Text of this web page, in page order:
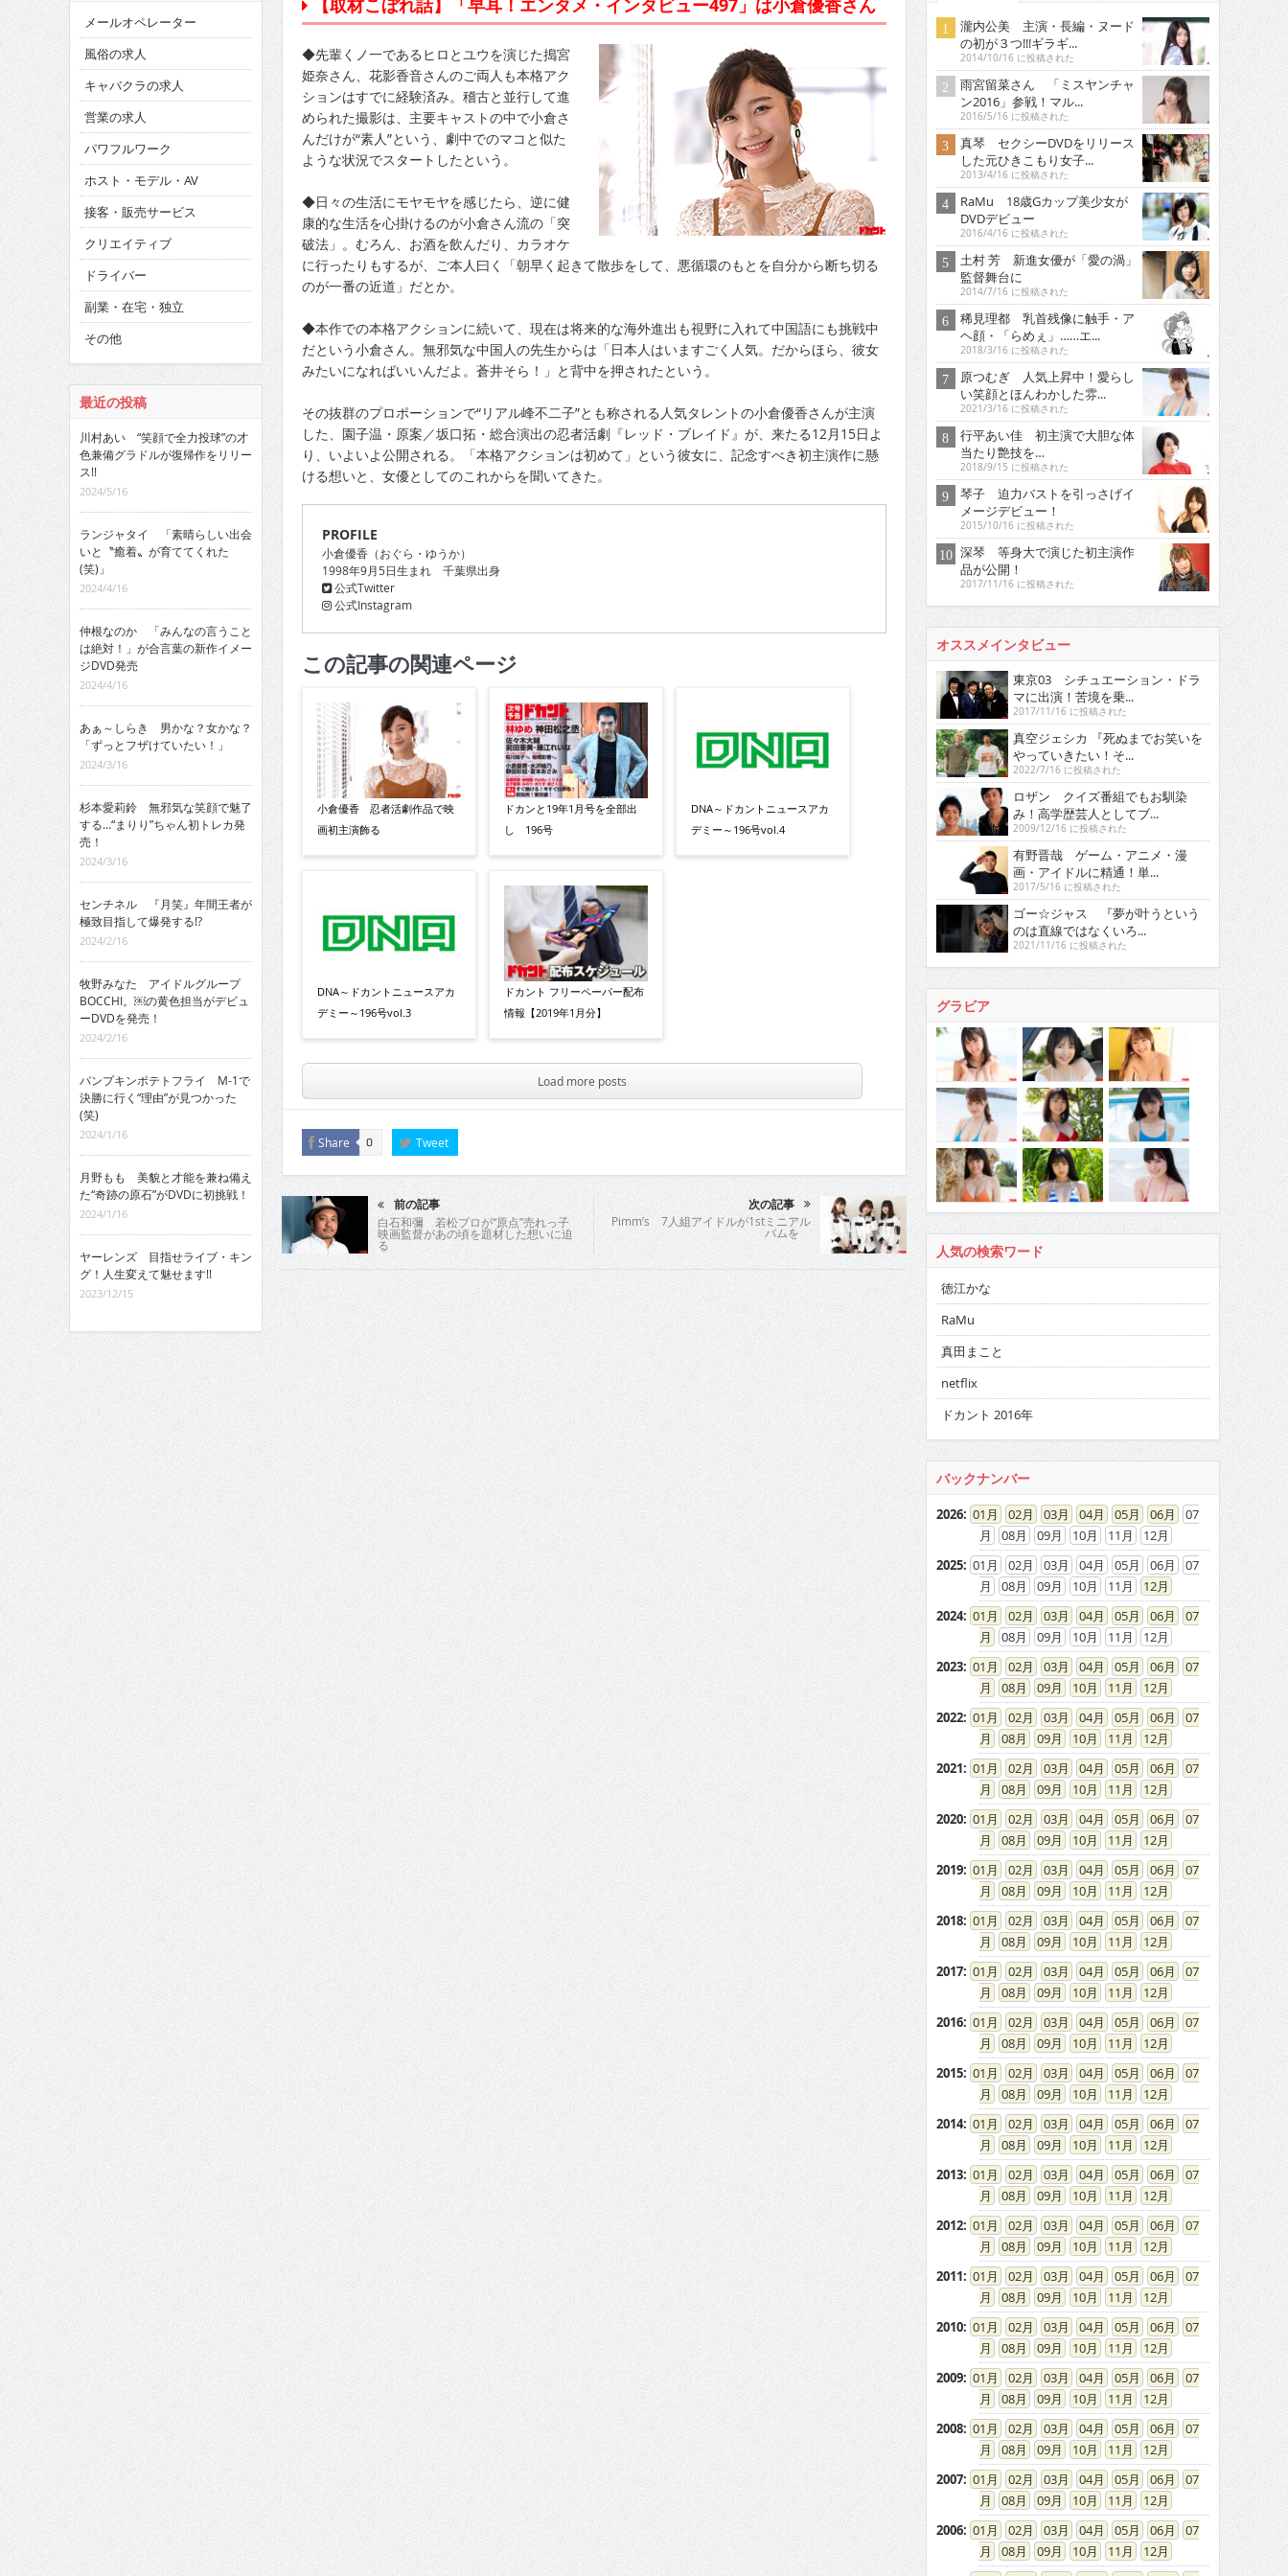
【取材こぼれ話】「早耳！エンタメ・インタビュー497」は小倉優香さん
◆先輩くノ一であるヒロとユウを演じた搗宮
姫奈さん、花影香音さんのご両人も本格アク
ションはすでに経験済み。稽古と並行して進
められた撮影は、主要キャストの中で小倉さ
んだけが“素人”という、劇中でのマコと似た
ような状況でスタートしたという。
◆日々の生活にモヤモヤを感じたら、逆に健
康的な生活を心掛けるのが小倉さん流の「突
破法」。むろん、お酒を飲んだり、カラオケ
に行ったりもするが、ご本人曰く「朝早く起きて散歩をして、悪循環のもとを自分から断ち切る
のが一番の近道」だとか。
◆本作での本格アクションに続いて、現在は将来的な海外進出も視野に入れて中国語にも挑戦中
だという小倉さん。無邪気な中国人の先生からは「日本人はいますごく人気。だからほら、彼女
みたいになればいいんだよ。蒼井そら！」と背中を押されたという。
その抜群のプロポーションで“リアル峰不二子”とも称される人気タレントの小倉優香さんが主演
した、園子温・原案／坂口拓・総合演出の忍者活劇『レッド・ブレイド』が、来たる12月15日よ
り、いよいよ公開される。「本格アクションは初めて」という彼女に、記念すべき初主演作に懸
ける想いと、女優としてのこれからを聞いてきた。
PROFILE
小倉優香（おぐら・ゆうか）
1998年9月5日生まれ 千葉県出身
公式Twitter
公式Instagram
この記事の関連ページ
小倉優香 忍者活劇作品で映
画初主演飾る
DNA～ドカントニュースアカ
デミー～196号vol.3
ドカンと19年1月号を全部出
し 196号
ドカント フリーペーパー配布
情報【2019年1月分】
DNA～ドカントニュースアカ
デミー～196号vol.4
Load more posts
Share 0 Tweet
前の記事
白石和彌 若松プロが“原点”売れっ子
映画監督があの頃を題材した想いに迫
る
次の記事
Pimm’s 7人組アイドルが1stミニアル
バムを
メールオペレーター
風俗の求人
キャバクラの求人
営業の求人
パワフルワーク
ホスト・モデル・AV
接客・販売サービス
クリエイティブ
ドライバー
副業・在宅・独立
その他
最近の投稿
川村あい “笑顔で全力投球”の才
色兼備グラドルが復帰作をリリー
ス!!
2024/5/16
ランジャタイ 「素晴らしい出会
いと〝癒着〟が育ててくれた
(笑)」
2024/4/16
仲根なのか 「みんなの言うこと
は絶対！」が合言葉の新作イメー
ジDVD発売
2024/4/16
あぁ～しらき 男かな？女かな？
「ずっとフザけていたい！」
2024/3/16
杉本愛莉鈴 無邪気な笑顔で魅了
する…“まりり”ちゃん初トレカ発
売！
2024/3/16
センチネル 『月笑』年間王者が
極致目指して爆発する!?
2024/2/16
牧野みなた アイドルグループ
BOCCHI。￼の黄色担当がデビュ
ーDVDを発売！
2024/2/16
パンプキンポテトフライ M-1で
決勝に行く“理由”が見つかった
(笑)
2024/1/16
月野もも 美貌と才能を兼ね備え
た“奇跡の原石”がDVDに初挑戦！
2024/1/16
ヤーレンズ 目指せライブ・キン
グ！人生変えて魅せます!!
2023/12/15
瀧内公美 主演・長編・ヌード
の初が３つ!!!ギラギ...
2014/10/16 に投稿された
雨宮留菜さん 「ミスヤンチャ
ン2016」参戦！マル...
2016/5/16 に投稿された
真琴 セクシーDVDをリリース
した元ひきこもり女子...
2013/4/16 に投稿された
RaMu 18歳Gカップ美少女が
DVDデビュー
2016/4/16 に投稿された
土村 芳 新進女優が「愛の渦」
監督舞台に
2014/7/16 に投稿された
稀見理都 乳首残像に触手・ア
ヘ顔・「らめぇ」……エ...
2018/3/16 に投稿された
原つむぎ 人気上昇中！愛らし
い笑顔とほんわかした雰...
2021/3/16 に投稿された
行平あい佳 初主演で大胆な体
当たり艶技を…
2018/9/15 に投稿された
琴子 迫力バストを引っさげイ
メージデビュー！
2015/10/16 に投稿された
深琴 等身大で演じた初主演作
品が公開！
2017/11/16 に投稿された
オススメインタビュー
東京03 シチュエーション・ドラ
マに出演！苦境を乗...
2017/11/16 に投稿された
真空ジェシカ 『死ぬまでお笑いを
やっていきたい！そ...
2022/7/16 に投稿された
ロザン クイズ番組でもお馴染
み！高学歴芸人としてブ...
2009/12/16 に投稿された
有野晋哉 ゲーム・アニメ・漫
画・アイドルに精通！単...
2017/5/16 に投稿された
ゴー☆ジャス 『夢が叶うという
のは直線ではなくいろ...
2021/11/16 に投稿された
グラビア
人気の検索ワード
徳江かな
RaMu
真田まこと
netflix
ドカント 2016年
バックナンバー
2026: 01 02 03 04 05 06
07
08
09 10 11
12
2025: 01 02 03 04 05 06
07
08
09 10 11
12
2024: 01 02 03 04 05 06
07
08
09 10 11
12
2023: 01 02 03 04 05 06
07
08
09 10 11
12
2022: 01 02 03 04 05 06
07
08
09 10 11
12
2021: 01 02 03 04 05 06
07
08
09 10 11
12
2020: 01 02 03 04 05 06
07
08
09 10 11
12
2019: 01 02 03 04 05 06
07
08
09 10 11
12
2018: 01 02 03 04 05 06
07
08
09 10 11
12
2017: 01 02 03 04 05 06
07
08
09 10 11
12
2016: 01 02 03 04 05 06
07
08
09 10 11
12
2015: 01 02 03 04 05 06
07
08
09 10 11
12
2014: 01 02 03 04 05 06
07
08
09 10 11
12
2013: 01 02 03 04 05 06
07
08
09 10 11
12
2012: 01 02 03 04 05 06
07
08
09 10 11
12
2011: 01 02 03 04 05 06
07
08
09 10 11
12
2010: 01 02 03 04 05 06
07
08
09 10 11
12
2009: 01 02 03 04 05 06
07
08
09 10 11
12
2008: 01 02 03 04 05 06
07
08
09 10 11
12
2007: 01 02 03 04 05 06
07
08
09 10 11
12
2006: 01 02 03 04 05 06
07
08
09 10 11
12